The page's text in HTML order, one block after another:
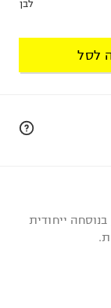
לבן
לסל
ייחודית